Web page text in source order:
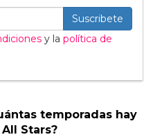
Suscribete
y la política de
temporadas hay
Stars?